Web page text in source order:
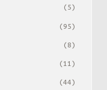
(5)
(95)
(8)
(11)
(44)